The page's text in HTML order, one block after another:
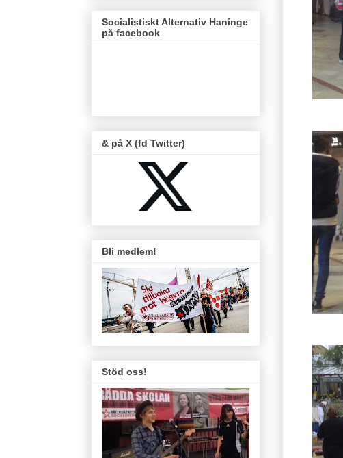
Socialistiskt Alternativ Haninge
på facebook
& på X (fd Twitter)
Bli medlem!
Stöd oss!